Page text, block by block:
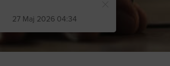
27 Maj 2026 04:34